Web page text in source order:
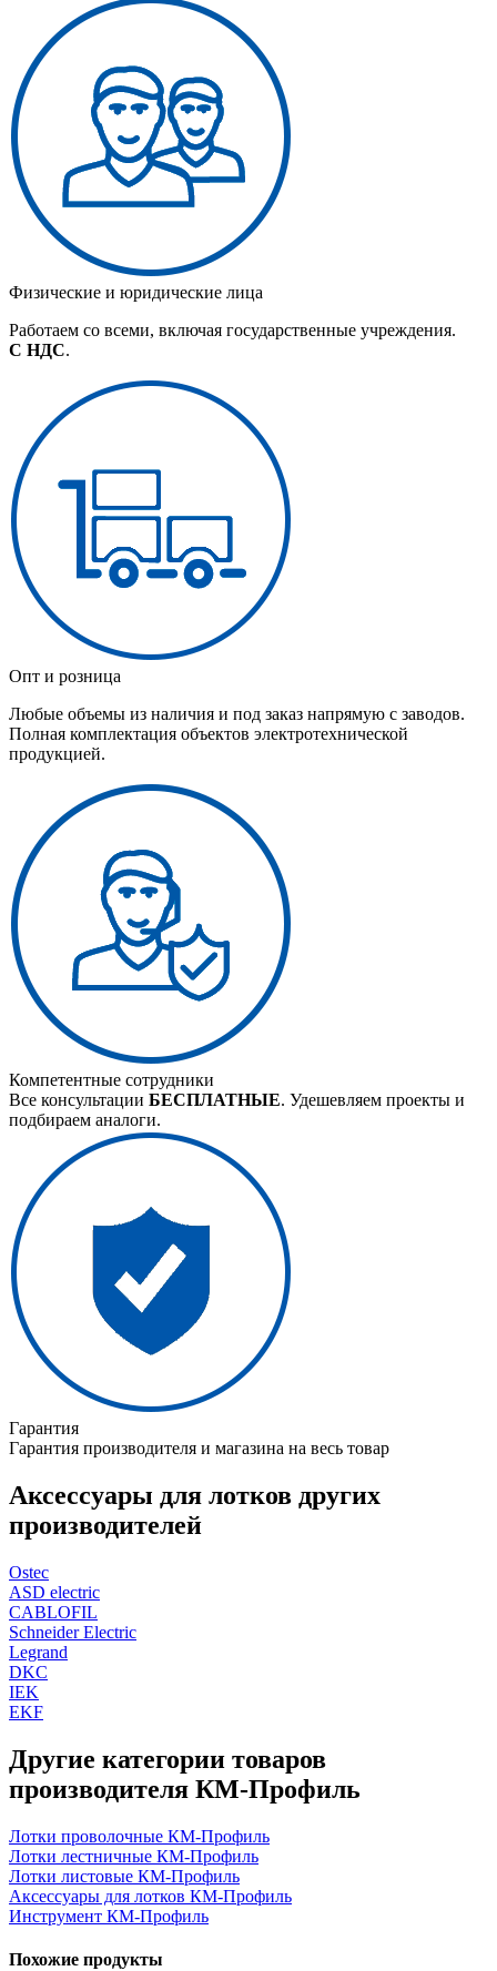
Физические и юридические лица
Работаем со всеми, включая государственные учреждения.
С НДС.
Опт и розница
Любые объемы из наличия и под заказ напрямую с заводов.
Полная комплектация объектов электротехнической
продукцией.
Компетентные сотрудники
Все консультации БЕСПЛАТНЫЕ. Удешевляем проекты и
подбираем аналоги.
Гарантия
Гарантия производителя и магазина на весь товар
Аксессуары для лотков других
производителей
Ostec
ASD electric
CABLOFIL
Schneider Electric
Legrand
DKC
IEK
EKF
Другие категории товаров
производителя КМ-Профиль
Лотки проволочные КМ-Профиль
Лотки лестничные КМ-Профиль
Лотки листовые КМ-Профиль
Аксессуары для лотков КМ-Профиль
Инструмент КМ-Профиль
Похожие продукты